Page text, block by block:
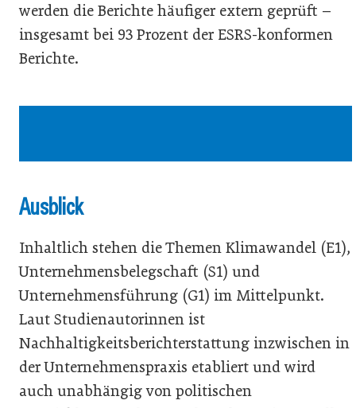
werden die Berichte häufiger extern geprüft –
insgesamt bei 93 Prozent der ESRS-konformen
Berichte.
Ausblick
Inhaltlich stehen die Themen Klimawandel (E1),
Unternehmensbelegschaft (S1) und
Unternehmensführung (G1) im Mittelpunkt.
Laut Studienautorinnen ist
Nachhaltigkeitsberichterstattung inzwischen in
der Unternehmenspraxis etabliert und wird
auch unabhängig von politischen